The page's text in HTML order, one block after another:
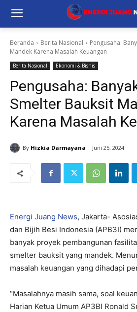
Beranda Berita Nasional
Pengusaha:
Mandek Karena Masalah Keuangan
Berita Nasional Ekonomi & Bisnis
Pengusaha:
Smelter Bauksit
Karena Masalah
By Hizkia Darmayana Juni 25, 2024
Energi Juang News, Jakarta-
dan Bijih Besi Indonesia (APB3I)
banyak proyek pembangunan
smelter bauksit yang mandek.
masalah keuangan yang dihadapi
“Masalahnya masih sama, soal
Harian Ketua Umum AP3BI Ronald